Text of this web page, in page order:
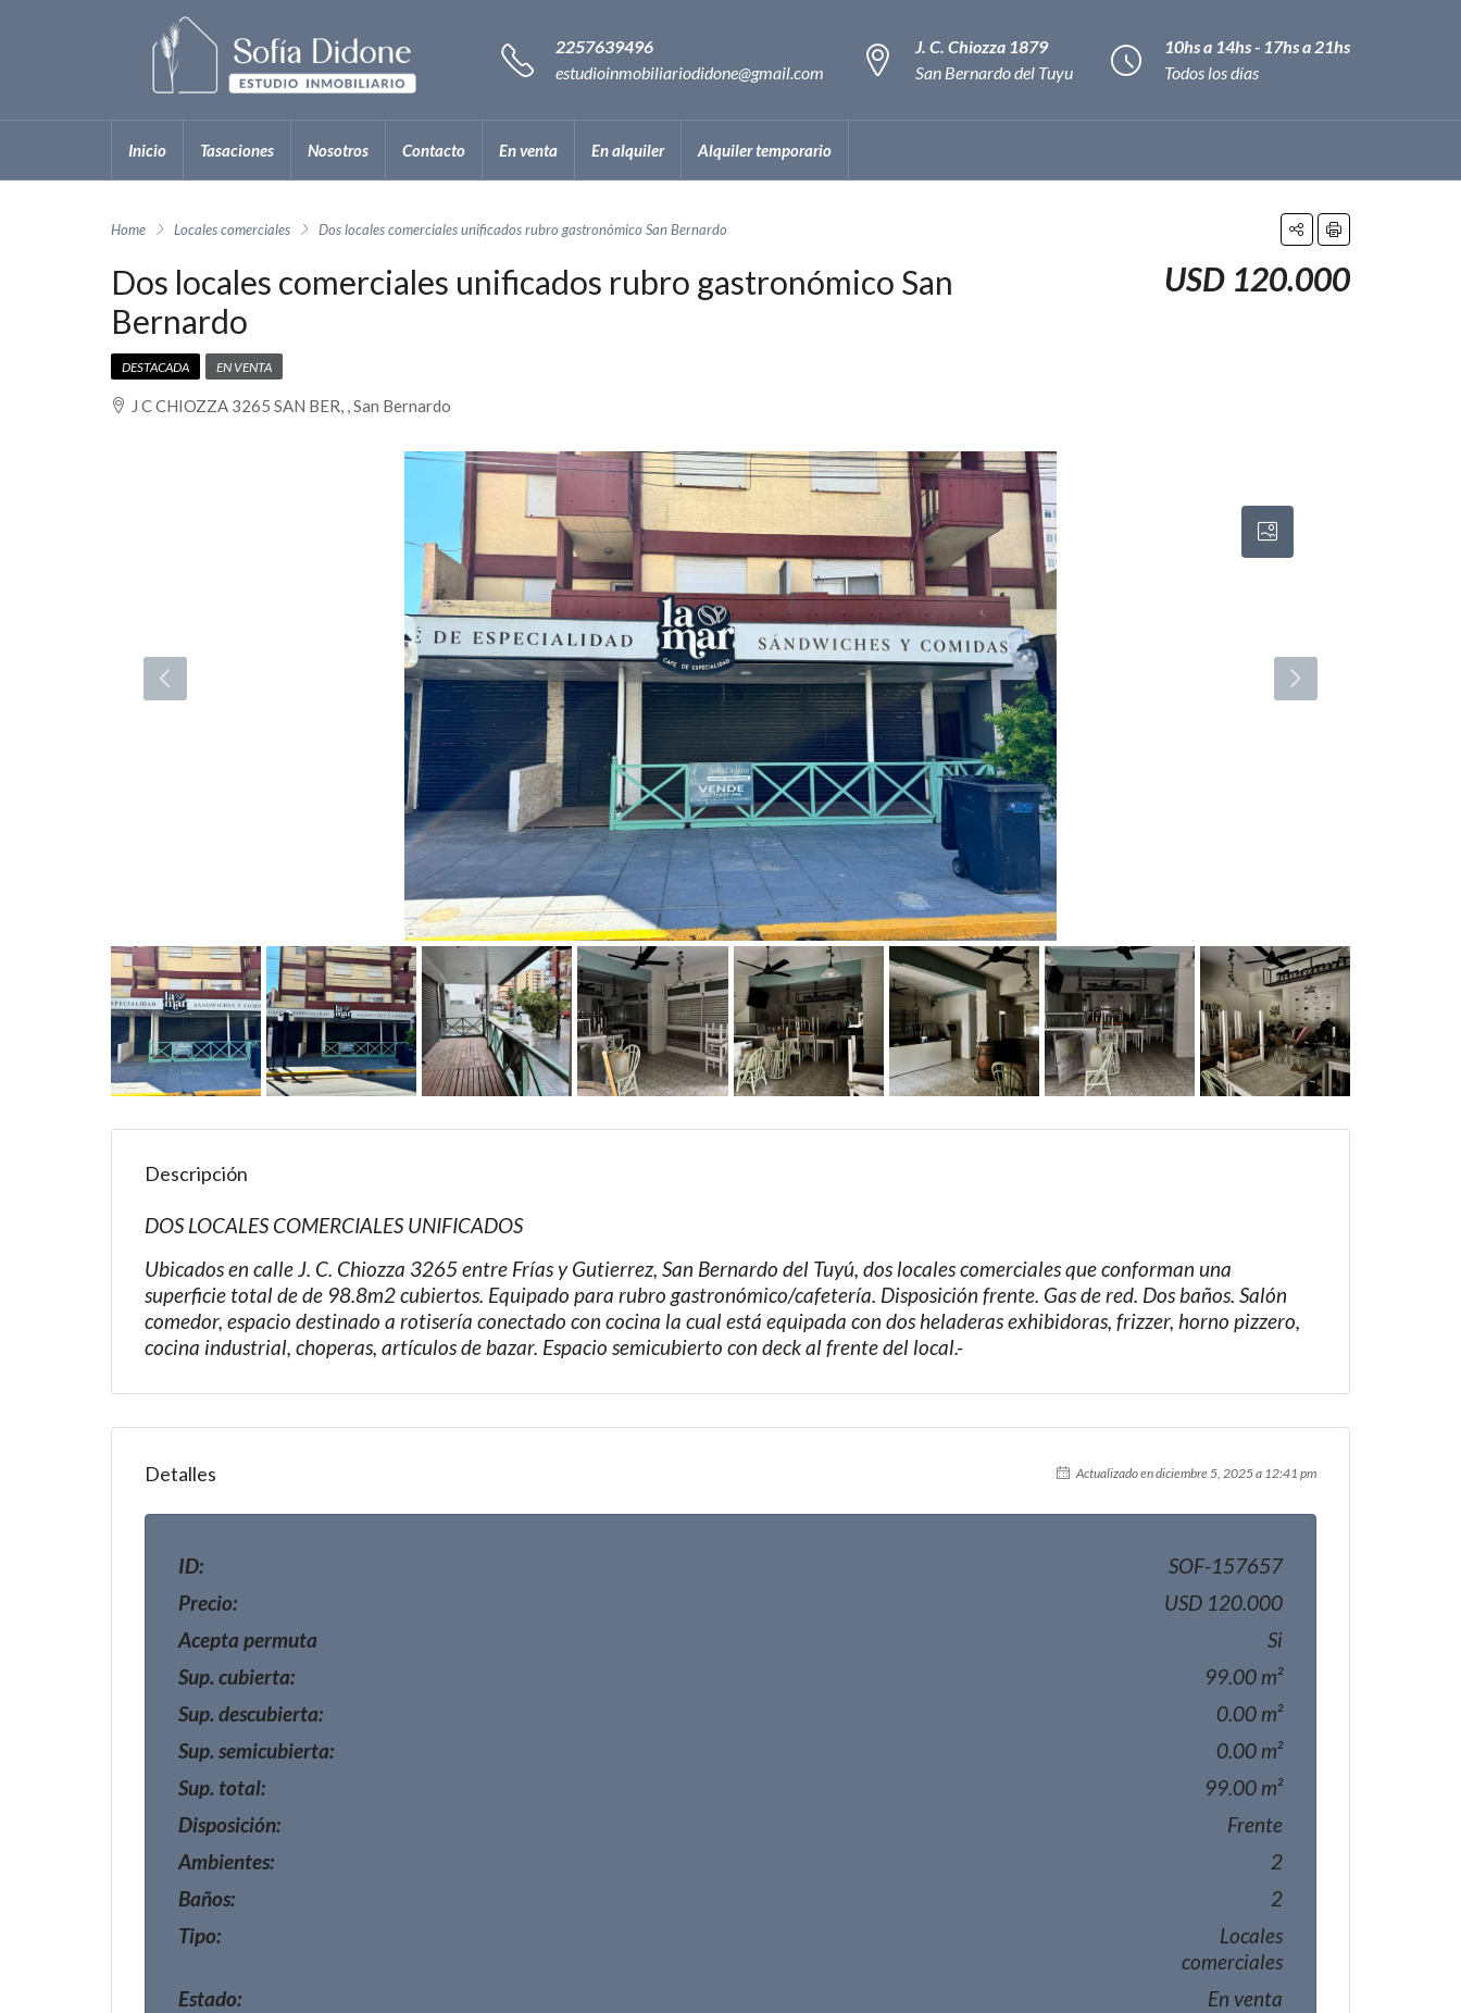
2257639496
estudioinmobiliariodidone@gmail.com
J. C. Chiozza 1879
San Bernardo del Tuyu
10hs a 14hs - 17hs a 21hs
Todos los días
Inicio Tasaciones Nosotros Contacto En venta En alquiler Alquiler temporario
Home Locales comerciales Dos locales comerciales unificados rubro gastronómico San Bernardo
Dos locales comerciales unificados rubro gastronómico San
Bernardo
USD 120.000
DESTACADA EN VENTA
J C CHIOZZA 3265 SAN BER, , San Bernardo
Descripción
DOS LOCALES COMERCIALES UNIFICADOS
Ubicados en calle J. C. Chiozza 3265 entre Frías y Gutierrez, San Bernardo del Tuyú, dos locales comerciales que conforman una
superficie total de de 98.8m2 cubiertos. Equipado para rubro gastronómico/cafetería. Disposición frente. Gas de red. Dos baños. Salón
comedor, espacio destinado a rotisería conectado con cocina la cual está equipada con dos heladeras exhibidoras, frizzer, horno pizzero,
cocina industrial, choperas, artículos de bazar. Espacio semicubierto con deck al frente del local.-
Detalles Actualizado en diciembre 5, 2025 a 12:41 pm
ID:
SOF-157657
Precio:
USD 120.000
Acepta permuta
Si
Sup. cubierta:
99.00 m²
Sup. descubierta:
0.00 m²
Sup. semicubierta:
0.00 m²
Sup. total:
99.00 m²
Disposición:
Frente
Ambientes:
2
Baños:
2
Tipo:
Locales
comerciales
Estado:
En venta